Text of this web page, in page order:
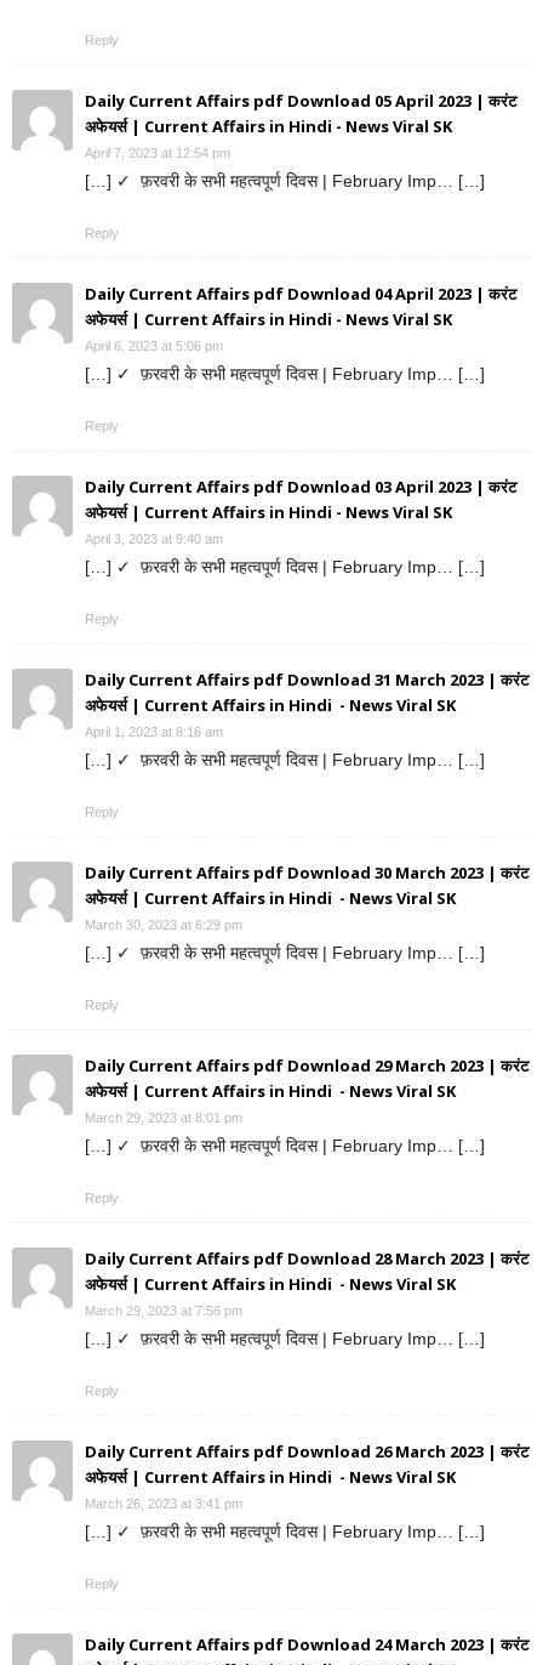
Reply
Daily Current Affairs pdf Download 05 April 2023 | करंट
अफेयर्स | Current Affairs in Hindi - News Viral SK
April 7, 2023 at 12:54 pm
[…] ✓ फ़रवरी के सभी महत्वपूर्ण दिवस | February Imp… […]
Reply
Daily Current Affairs pdf Download 04 April 2023 | करंट
अफेयर्स | Current Affairs in Hindi - News Viral SK
April 6, 2023 at 5:06 pm
[…] ✓ फ़रवरी के सभी महत्वपूर्ण दिवस | February Imp… […]
Reply
Daily Current Affairs pdf Download 03 April 2023 | करंट
अफेयर्स | Current Affairs in Hindi - News Viral SK
April 3, 2023 at 9:40 am
[…] ✓ फ़रवरी के सभी महत्वपूर्ण दिवस | February Imp… […]
Reply
Daily Current Affairs pdf Download 31 March 2023 | करंट
अफेयर्स | Current Affairs in Hindi - News Viral SK
April 1, 2023 at 8:16 am
[…] ✓ फ़रवरी के सभी महत्वपूर्ण दिवस | February Imp… […]
Reply
Daily Current Affairs pdf Download 30 March 2023 | करंट
अफेयर्स | Current Affairs in Hindi - News Viral SK
March 30, 2023 at 6:29 pm
[…] ✓ फ़रवरी के सभी महत्वपूर्ण दिवस | February Imp… […]
Reply
Daily Current Affairs pdf Download 29 March 2023 | करंट
अफेयर्स | Current Affairs in Hindi - News Viral SK
March 29, 2023 at 8:01 pm
[…] ✓ फ़रवरी के सभी महत्वपूर्ण दिवस | February Imp… […]
Reply
Daily Current Affairs pdf Download 28 March 2023 | करंट
अफेयर्स | Current Affairs in Hindi - News Viral SK
March 29, 2023 at 7:56 pm
[…] ✓ फ़रवरी के सभी महत्वपूर्ण दिवस | February Imp… […]
Reply
Daily Current Affairs pdf Download 26 March 2023 | करंट
अफेयर्स | Current Affairs in Hindi - News Viral SK
March 26, 2023 at 3:41 pm
[…] ✓ फ़रवरी के सभी महत्वपूर्ण दिवस | February Imp… […]
Reply
Daily Current Affairs pdf Download 24 March 2023 | करंट